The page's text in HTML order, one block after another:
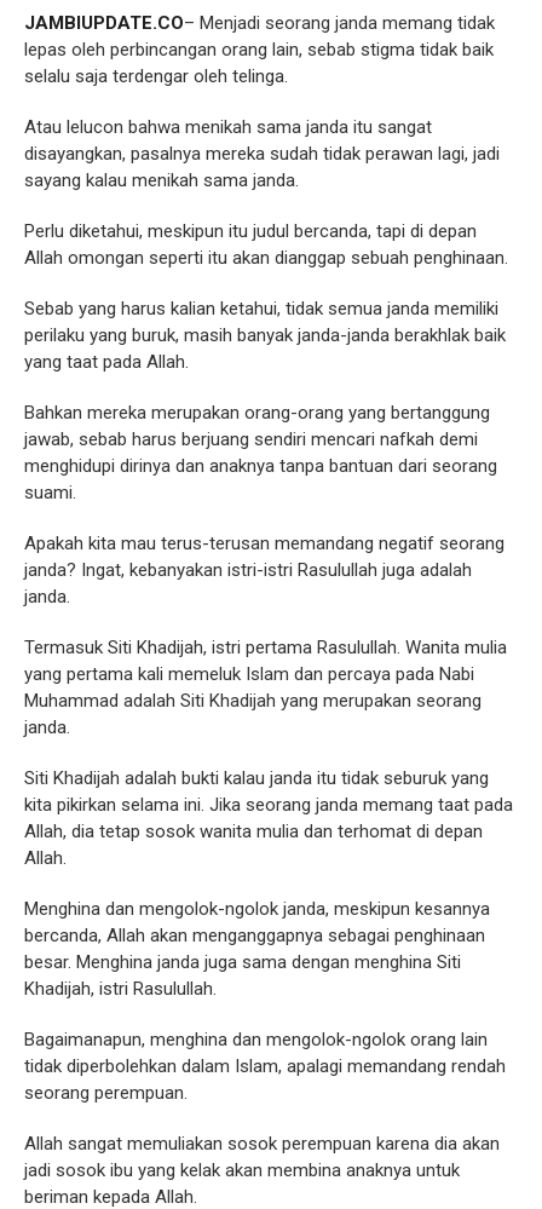
JAMBIUPDATE.CO– Menjadi seorang janda memang tidak
lepas oleh perbincangan orang lain, sebab stigma tidak baik
selalu saja terdengar oleh telinga.
Atau lelucon bahwa menikah sama janda itu sangat
disayangkan, pasalnya mereka sudah tidak perawan lagi, jadi
sayang kalau menikah sama janda.
Perlu diketahui, meskipun itu judul bercanda, tapi di depan
Allah omongan seperti itu akan dianggap sebuah penghinaan.
Sebab yang harus kalian ketahui, tidak semua janda memiliki
perilaku yang buruk, masih banyak janda-janda berakhlak baik
yang taat pada Allah.
Bahkan mereka merupakan orang-orang yang bertanggung
jawab, sebab harus berjuang sendiri mencari nafkah demi
menghidupi dirinya dan anaknya tanpa bantuan dari seorang
suami.
Apakah kita mau terus-terusan memandang negatif seorang
janda? Ingat, kebanyakan istri-istri Rasulullah juga adalah
janda.
Termasuk Siti Khadijah, istri pertama Rasulullah. Wanita mulia
yang pertama kali memeluk Islam dan percaya pada Nabi
Muhammad adalah Siti Khadijah yang merupakan seorang
janda.
Siti Khadijah adalah bukti kalau janda itu tidak seburuk yang
kita pikirkan selama ini. Jika seorang janda memang taat pada
Allah, dia tetap sosok wanita mulia dan terhomat di depan
Allah.
Menghina dan mengolok-ngolok janda, meskipun kesannya
bercanda, Allah akan menganggapnya sebagai penghinaan
besar. Menghina janda juga sama dengan menghina Siti
Khadijah, istri Rasulullah.
Bagaimanapun, menghina dan mengolok-ngolok orang lain
tidak diperbolehkan dalam Islam, apalagi memandang rendah
seorang perempuan.
Allah sangat memuliakan sosok perempuan karena dia akan
jadi sosok ibu yang kelak akan membina anaknya untuk
beriman kepada Allah.